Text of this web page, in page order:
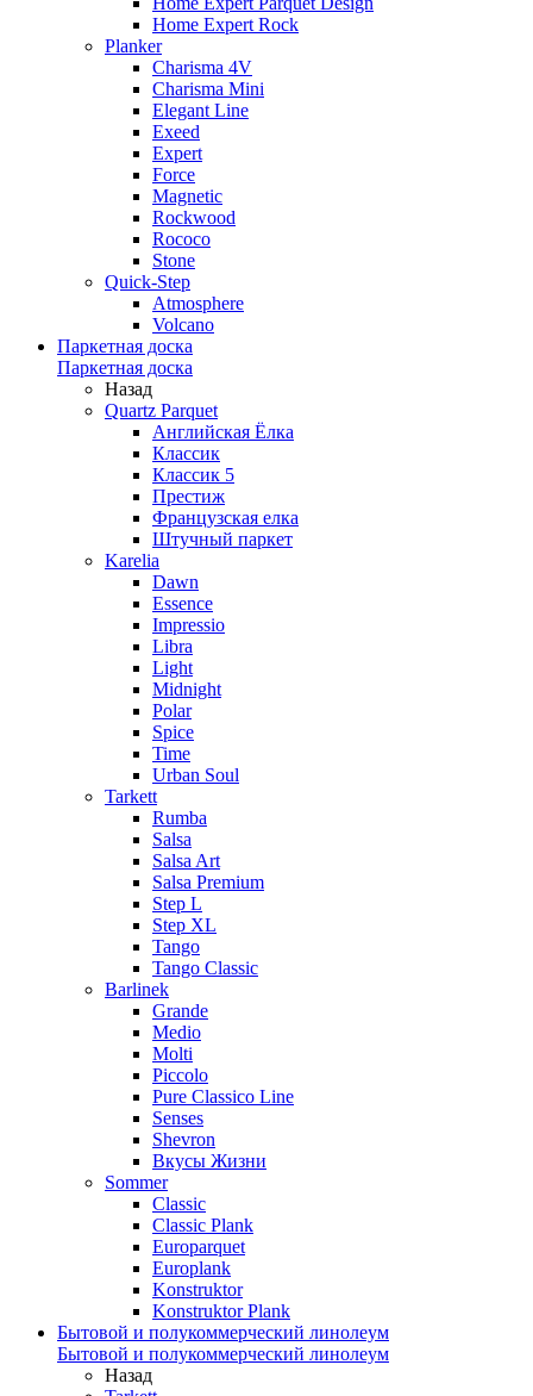
Home Expert Rock
Planker
Charisma 4V
Charisma Mini
Elegant Line
Exeed
Expert
Force
Magnetic
Rockwood
Rococo
Stone
Quick-Step
Atmosphere
Volcano
Паркетная доска
Паркетная доска
Назад
Quartz Parquet
Английская Ёлка
Классик
Классик 5
Престиж
Французская елка
Штучный паркет
Karelia
Dawn
Essence
Impressio
Libra
Light
Midnight
Polar
Spice
Time
Urban Soul
Tarkett
Rumba
Salsa
Salsa Art
Salsa Premium
Step L
Step XL
Tango
Tango Classic
Barlinek
Grande
Medio
Molti
Piccolo
Pure Classico Line
Senses
Shevron
Вкусы Жизни
Sommer
Classic
Classic Plank
Europarquet
Europlank
Konstruktor
Konstruktor Plank
Бытовой и полукоммерческий линолеум
Бытовой и полукоммерческий линолеум
Назад